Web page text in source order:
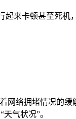
来卡顿甚至死
网络拥堵情况的
气状况”。